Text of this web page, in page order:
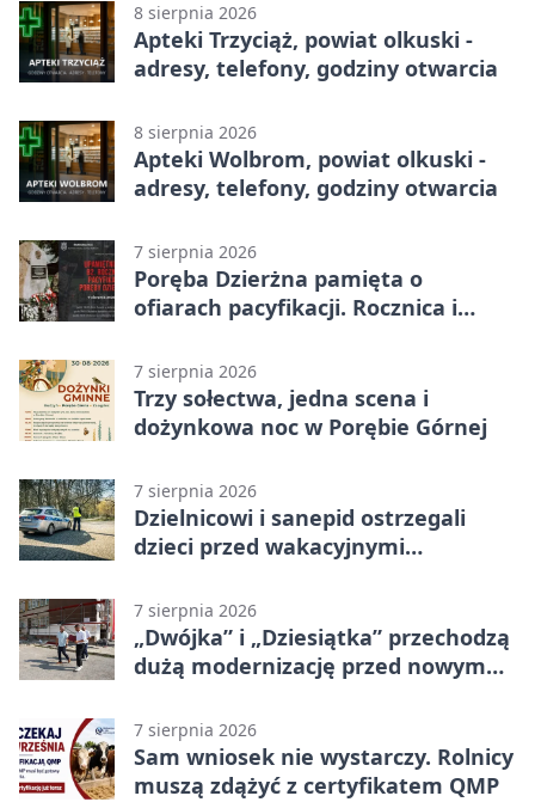
8 sierpnia 2026
Apteki Trzyciąż, powiat olkuski -
adresy, telefony, godziny otwarcia
8 sierpnia 2026
Apteki Wolbrom, powiat olkuski -
adresy, telefony, godziny otwarcia
7 sierpnia 2026
Poręba Dzierżna pamięta o
ofiarach pacyfikacji. Rocznica i
7 sierpnia 2026
Trzy sołectwa, jedna scena i
dożynkowa noc w Porębie Górnej
7 sierpnia 2026
Dzielnicowi i sanepid ostrzegali
dzieci przed wakacyjnymi
7 sierpnia 2026
„Dwójka” i „Dziesiątka” przechodzą
dużą modernizację przed nowym
7 sierpnia 2026
Sam wniosek nie wystarczy. Rolnicy
muszą zdążyć z certyfikatem QMP